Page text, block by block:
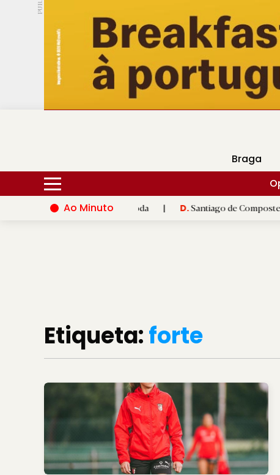
PUB.
Hoje 16ºC 30ºC DMtv
Braga
Ao Minuto
do mundo da moda | D.Santiago de Compostela inaugura
Etiqueta:forte